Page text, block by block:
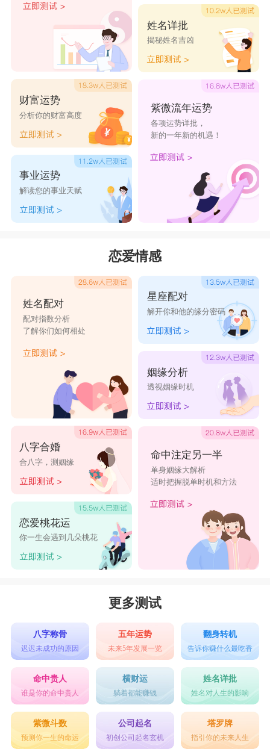
财富运势
分析你的财富高度
事业运势
解读您的事业天赋
姓名详批
揭秘姓名吉凶
紫微流年运势
各项运势详批，
新的一年新的机遇！
恋爱情感
姓名配对
配对指数分析
了解你们如何相处
八字合婚
合八字，测姻缘
恋爱桃花运
你一生会遇到几朵桃花
星座配对
解开你和他的缘分密码
姻缘分析
透视姻缘时机
命中注定另一半
单身姻缘大解析
适时把握脱单时机和方法
更多测试
八字称骨
迟迟未成功的原因
五年运势
未来5年发展一览
翻身转机
告诉你赚什么最吃香
命中贵人
谁是你的命中贵人
横财运
躺着都能赚钱
姓名详批
姓名对人生的影响
紫微斗数
预测你一生的命运
公司起名
初创公司起名玄机
塔罗牌
指引你的未来人生